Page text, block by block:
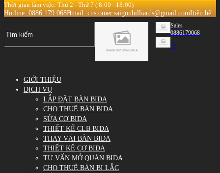
Thời gian làm việc: Thứ 2 - Thứ 7 ( 8:00 - 18:00)
Hotline: 0886.179.068Email: customer.saigonbilliards@gmail.comLiên hệ
Sales
0886179068
0
GIỚI THIỆU
DỊCH VỤ
LẮP ĐẶT BÀN BIDA
CHO THUÊ BÀN BIDA
SỬA CƠ BIDA
THIẾT KẾ CLB BIDA
THAY VẢI BÀN BIDA
THIẾT KẾ CƠ BIDA
TƯ VẤN MỞ QUÁN BIDA
CHO THUÊ BÀN BI LẮC